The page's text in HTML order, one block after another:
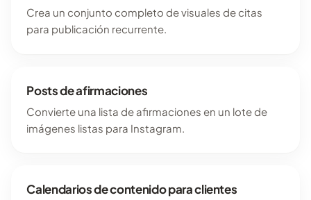
Crea un conjunto completo de visuales de citas
para publicación recurrente.
Posts de afirmaciones
Convierte una lista de afirmaciones en un lote de
imágenes listas para Instagram.
Calendarios de contenido para clientes